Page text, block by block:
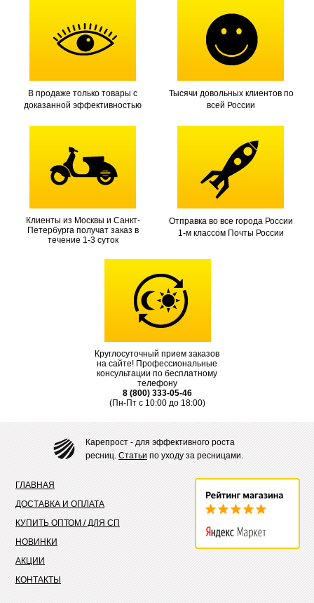
В продаже только товары с
доказанной эффективностью
Тысячи довольных клиентов по
всей России
Клиенты из Москвы и Санкт-
Петербурга получат заказ в
течение 1-3 суток
Отправка во все города России
1-м классом Почты России
Круглосуточный прием заказов
на сайте! Профессиональные
консультации по бесплатному
телефону
8 (800) 333-05-46
(Пн-Пт с 10:00 до 18:00)
Карепрост - для эффективного роста
ресниц. Статьи по уходу за ресницами.
ГЛАВНАЯ
ДОСТАВКА И ОПЛАТА
КУПИТЬ ОПТОМ / ДЛЯ СП
НОВИНКИ
АКЦИИ
КОНТАКТЫ